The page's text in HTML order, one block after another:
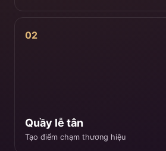
02
Quầy lễ tân
Tạo điểm chạm thương hiệu